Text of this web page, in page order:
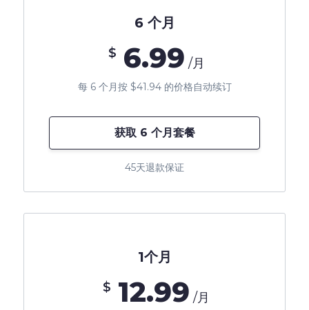
1个月
$ 12.99 /月
6 个月
$ 6.99 /月
每 6 个月按 $41.94 的价格自动续订
获取 6 个月套餐
45天退款保证